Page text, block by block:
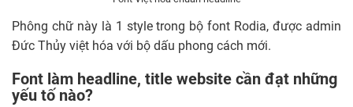
Phông chữ này là 1 style trong bộ font Rodia, được admin
Đức Thủy việt hóa với bộ dấu phong cách mới.
Font làm headline, title website cần đạt những
yếu tố nào?